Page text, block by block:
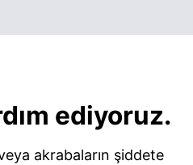
ediyoruz.
akrabaların şiddete